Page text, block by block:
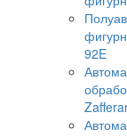
92E